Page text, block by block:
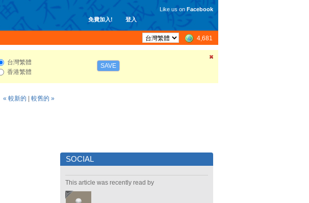
免費加入! 登入
Like us on Facebook
4,681
台灣繁體
香港繁體
SAVE
« 較新的
較舊的 »
SOCIAL
This article was recently read by